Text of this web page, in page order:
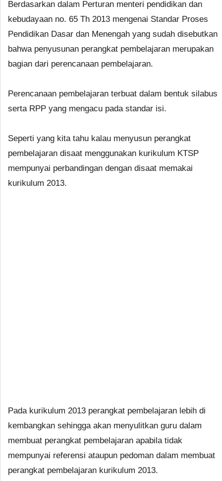
Berdasarkan dalam Perturan menteri pendidikan dan
kebudayaan no. 65 Th 2013 mengenai Standar Proses
Pendidikan Dasar dan Menengah yang sudah disebutkan
bahwa penyusunan perangkat pembelajaran merupakan
bagian dari perencanaan pembelajaran.
Perencanaan pembelajaran terbuat dalam bentuk silabus
serta RPP yang mengacu pada standar isi.
Seperti yang kita tahu kalau menyusun perangkat
pembelajaran disaat menggunakan kurikulum KTSP
mempunyai perbandingan dengan disaat memakai
kurikulum 2013.
Pada kurikulum 2013 perangkat pembelajaran lebih di
kembangkan sehingga akan menyulitkan guru dalam
membuat perangkat pembelajaran apabila tidak
mempunyai referensi ataupun pedoman dalam membuat
perangkat pembelajaran kurikulum 2013.